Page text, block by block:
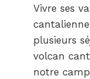
Vivre ses
plusieurs
volcan
notre